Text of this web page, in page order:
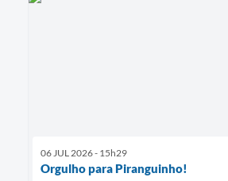
06 JUL 2026 - 15h29
Orgulho para Piranguinho!